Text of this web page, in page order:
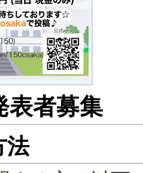
表者募集
法